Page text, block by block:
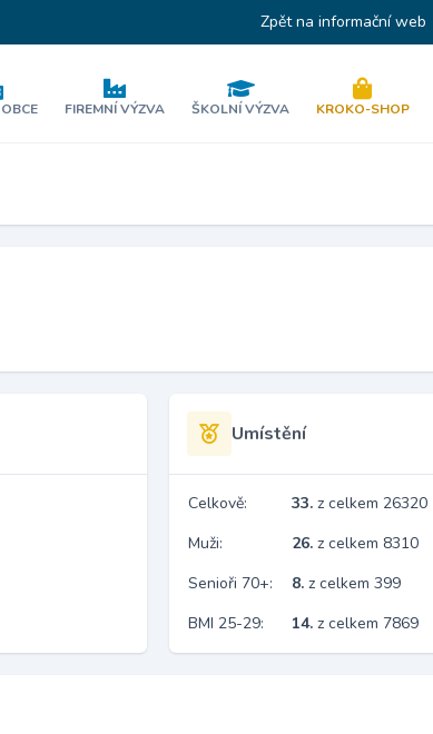
Zpět na informační web
FIREMNÍ VÝZVA ŠKOLNÍ VÝZVA KROKO-SHOP
Umístění
Celkově: 33. z celkem 26320
Muži:
26. z celkem 8310
Senioři 70+:
8. z celkem 399
BMI 25-29:
14. z celkem 7869